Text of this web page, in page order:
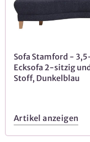
Sofa Stamford -
Ecksofa 2-sitzig
Stoff, Dunkelblau
Artikel anzeigen